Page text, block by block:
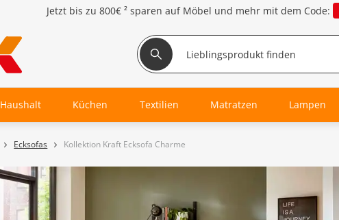
Jetzt bis zu 800€ ² sparen auf Möbel und mehr mit dem Code:
Haushalt Küchen Textilien Matratzen Lampen
Ecksofas Kollektion Kraft Ecksofa Charme